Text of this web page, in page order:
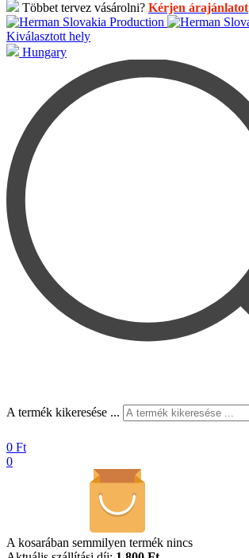
Többet tervez vásárolni? Kérjen árajánlatot
Kiválasztott hely
Hungary
A termék kikeresése ...
0 Ft
0
A kosarában semmilyen termék nincs